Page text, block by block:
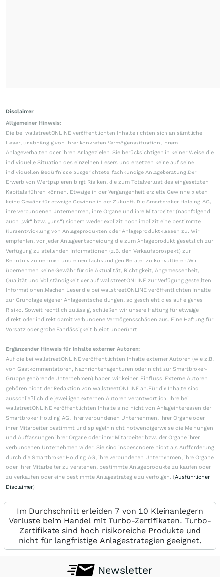
Disclaimer
Allgemeiner Hinweis:
Die bei wallstreetONLINE veröffentlichten Inhalte richten sich an sämtliche
Leser, unabhängig von ihrer konkreten Vermögenssituation, ihrem
Anlageverhalten oder ihren Anlagezielen. Sie berücksichtigen in keiner Weise die
individuelle Situation des einzelnen Lesers und ersetzen keine auf seine
individuellen Bedürfnisse ausgerichtete, fachkundige Anlageberatung.Der
Erwerb von Wertpapieren birgt Risiken, die zum Totalverlust des eingesetzten
Kapitals führen können. Etwaige in der Vergangenheit erzielte Gewinne bieten
keine Gewähr für etwaige Gewinne in der Zukunft. Die Smartbroker Holding AG,
ihre verbundenen Unternehmen, ihre Organe und ihre Mitarbeiter (nachfolgend
auch „wir“ bzw. „uns“) sichern weder explizit noch implizit eine bestimmte
Kursentwicklung von Anlageprodukten oder Anlageproduktklassen zu. Wir
empfehlen, vor jeder Anlageentscheidung die zum Anlageprodukt gesetzlich zur
Verfügung zu stellenden Informationen (z.B. den Verkaufsprospekt) zur
Kenntnis zu nehmen und einen fachkundigen Berater zu konsultieren.Wir
übernehmen keine Gewähr für die Aktualität, Richtigkeit, Angemessenheit,
Qualität und Vollständigkeit der auf wallstreetONLINE zur Verfügung gestellten
Informationen.Machen Leser die bei wallstreetONLINE veröffentlichten Inhalte
zur Grundlage eigener Anlageentscheidungen, so geschieht dies auf eigenes
Risiko. Soweit rechtlich zulässig, schließen wir unsere Haftung für etwaige
direkt oder indirekt damit verbundene Vermögensschäden aus. Eine Haftung für
Vorsatz oder grobe Fahrlässigkeit bleibt unberührt.
Ergänzender Hinweis für Inhalte externer Autoren:
Auf die bei wallstreetONLINE veröffentlichten Inhalte externer Autoren (wie z.B.
von Gastkommentatoren, Nachrichtenagenturen oder nicht zur Smartbroker-
Gruppe gehörende Unternehmen) haben wir keinen Einfluss. Externe Autoren
gehören nicht der Redaktion von wallstreetONLINE an.Für die Inhalte sind
ausschließlich die jeweiligen externen Autoren verantwortlich. Ihre bei
wallstreetONLINE veröffentlichten Inhalte sind nicht von Anlageinteressen der
Smartbroker Holding AG, ihrer verbundenen Unternehmen, ihrer Organe oder
ihrer Mitarbeiter bestimmt und spiegeln nicht notwendigerweise die Meinungen
und Auffassungen ihrer Organe oder ihrer Mitarbeiter bzw. der Organe ihrer
verbundenen Unternehmen wider. Sie sind insbesondere nicht als Aufforderung
durch die Smartbroker Holding AG, ihre verbundenen Unternehmen, ihre Organe
oder ihrer Mitarbeiter zu verstehen, bestimmte Anlageprodukte zu kaufen oder
zu verkaufen oder eine bestimmte Anlagestrategie zu verfolgen. (Ausführlicher
Disclaimer)
Im Durchschnitt erleiden 7 von 10 Kleinanlegern
Verluste beim Handel mit Turbo-Zertifikaten. Turbo-
Zertifikate sind hoch risikoreiche Produkte und
nicht für langfristige Anlagestrategien geeignet.
Newsletter